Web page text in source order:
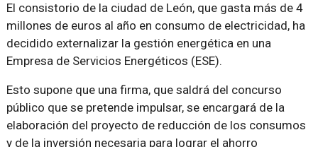
El consistorio de la ciudad de León, que gasta más de 4
millones de euros al año en consumo de electricidad, ha
decidido externalizar la gestión energética en una
Empresa de Servicios Energéticos (ESE).
Esto supone que una firma, que saldrá del concurso
público que se pretende impulsar, se encargará de la
elaboración del proyecto de reducción de los consumos
y de la inversión necesaria para lograr el ahorro